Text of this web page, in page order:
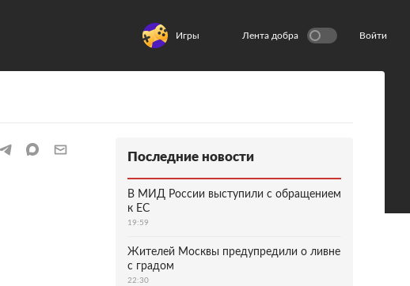
Игры Лента добра Войти
Последние новости
В МИД России выступили с обращением
к ЕС
19:59
Жителей Москвы предупредили о ливне
с градом
22:30